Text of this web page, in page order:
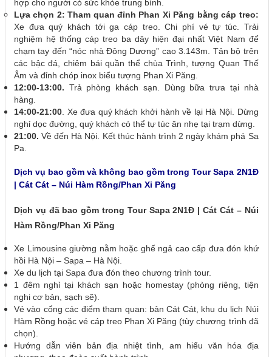
hợp cho người có sức khỏe trung bình.
Lựa chọn 2: Tham quan đỉnh Phan Xi Păng bằng cáp treo:
Xe đưa quý khách tới ga cáp treo. Chi phí vé tự túc. Trải
nghiệm hệ thống cáp treo ba dây hiện đại nhất Việt Nam để
chạm tay đến “nóc nhà Đông Dương” cao 3.143m. Tản bộ trên
các bậc đá, chiêm bái quần thể chùa Trình, tượng Quan Thế
Âm và đỉnh chóp inox biểu tượng Phan Xi Păng.
12:00-13:00. Trả phòng khách sạn. Dùng bữa trưa tại nhà
hàng.
14:00-21:00 . Xe đưa quý khách khởi hành về lại Hà Nội. Dừng
nghỉ dọc đường, quý khách có thể tự túc ăn nhẹ tại trạm dừng.
21:00. Về đến Hà Nội. Kết thúc hành trình 2 ngày khám phá Sa
Pa.
Dịch vụ bao gồm và không bao gồm trong Tour Sapa 2N1Đ
| Cát Cát – Núi Hàm Rồng/Phan Xi Păng
Dịch vụ đã bao gồm trong Tour Sapa 2N1Đ | Cát Cát – Núi
Hàm Rồng/Phan Xi Păng
Xe Limousine giường nằm hoặc ghế ngả cao cấp đưa đón khứ
hồi Hà Nội – Sapa – Hà Nội.
Xe du lịch tại Sapa đưa đón theo chương trình tour.
1 đêm nghỉ tại khách sạn hoặc homestay (phòng riêng, tiện
nghi cơ bản, sạch sẽ).
Vé vào cổng các điểm tham quan: bản Cát Cát, khu du lịch Núi
Hàm Rồng hoặc vé cáp treo Phan Xi Păng (tùy chương trình đã
chọn).
Hướng dẫn viên bản địa nhiệt tình, am hiểu văn hóa địa